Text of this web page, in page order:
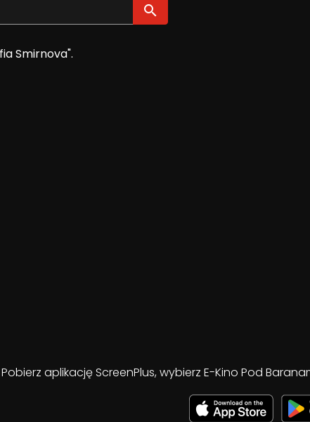
Smirnova".
Pobierz aplikację ScreenPlus, wybierz E-Kino Pod